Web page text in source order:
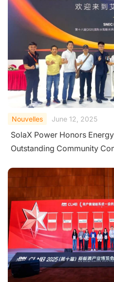
Nouvelles June 12, 2025
SolaX Power Honors
Outstanding Community